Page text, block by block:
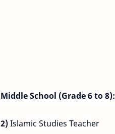
Middle School (Grade 6 to 8):
2)Islamic Studies Teacher